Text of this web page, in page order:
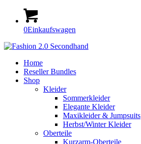
0Einkaufswagen
Home
Reseller Bundles
Shop
Kleider
Sommerkleider
Elegante Kleider
Maxikleider & Jumpsuits
Herbst/Winter Kleider
Oberteile
Kurzarm-Oberteile